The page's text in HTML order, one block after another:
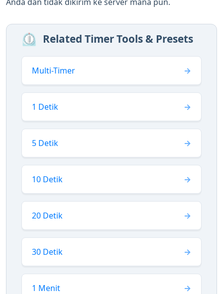
⏲️ Related Timer Tools & Presets
Multi-Timer
1 Detik
5 Detik
10 Detik
20 Detik
30 Detik
1 Menit